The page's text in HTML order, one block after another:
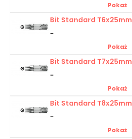
Pokaż
Bit Standard T6x25mm
-
Pokaż
Bit Standard T7x25mm
-
Pokaż
Bit Standard T8x25mm
-
Pokaż